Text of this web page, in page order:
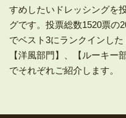
すめしたいドレッシングを
グです。投票総数1520票の
でベスト3にランクインした
【洋風部門】、【ルーキー
でそれぞれご紹介します。